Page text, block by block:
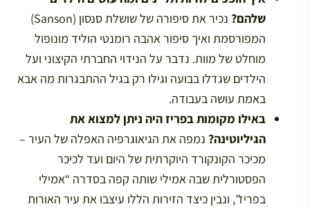
שלהם?
נכיר את סיפורה של שושלת סנסון (Sanson)
המפורסמת ואיך סיפור אהבה רומנטי הוליד מונופול
מוחלט של מוות. נדבר על הנידוי החברתי הקיצוני ועל
הילדים שגדלו בבועה וגילו רק בגיל ההתבגרות מה אבא
באמת עושה בעבודה.
באילו מקומות בפריז היה ניתן למצוא את
הגיליוטינה? נמפה את הגיאוגרפיה האפלה של העיר –
מכיכר הקונקורד היוקרתית של היום ועד לכיכר
הפסטורלית שבה אמילי שותה קפה בסדרה “אמילי
בפריז”, ונבין כיצד הזירות הללו עיצבו את עיר האורות